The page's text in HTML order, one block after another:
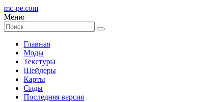
mc-pe.com
Меню
Главная
Моды
Текстуры
Шейдеры
Карты
Сиды
Последняя версия